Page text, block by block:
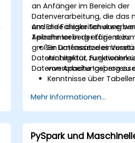
an Anfänger im Bereich der
Datenverarbeitung, die das
und die Fähigkeiten
Apache Iceberg effizient
großer Datensätze
Datenintegrität zu
Am Ende dieser Schulung
Teilnehmer in der Lage sein:
Ein umfassendes
Architektur, Funktionen
von Apache Iceberg zu
Kenntnisse über
und Zeitreise-
zu erwerben.
Umgebungen zu
konfigurieren.
Mehr Informationen...
PySpark und